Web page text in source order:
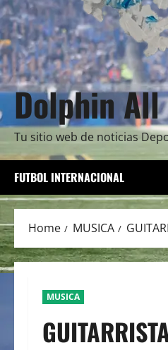
Dolphin
Tu sitio web de noticias
FUTBOL INTERNACIONAL
Home MUSICA
MUSICA